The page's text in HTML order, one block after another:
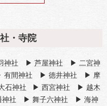
・寺院
神社 ▶ 芦屋神社 ▶ 二宮神
有間神社 ▶ 徳井神社 ▶ 摩
石神社 ▶ 西宮神社 ▶ 越木
神社 ▶ 舞子六神社 ▶ 海神